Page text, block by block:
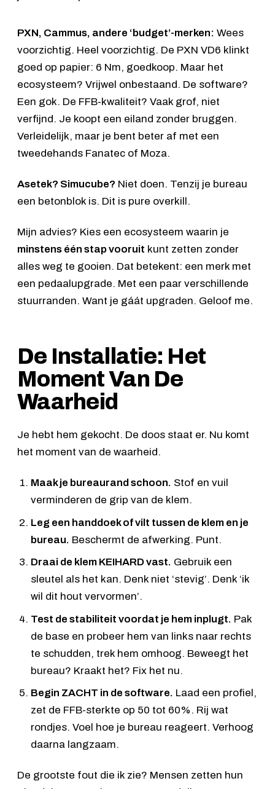
PXN, Cammus, andere ‘budget’-merken: Wees
voorzichtig. Heel voorzichtig. De PXN VD6 klinkt
goed op papier: 6 Nm, goedkoop. Maar het
ecosysteem? Vrijwel onbestaand. De software?
Een gok. De FFB-kwaliteit? Vaak grof, niet
verfijnd. Je koopt een eiland zonder bruggen.
Verleidelijk, maar je bent beter af met een
tweedehands Fanatec of Moza.
Asetek? Simucube? Niet doen. Tenzij je bureau
een betonblok is. Dit is pure overkill.
Mijn advies? Kies een ecosysteem waarin je
minstens één stap vooruit kunt zetten zonder
alles weg te gooien. Dat betekent: een merk met
een pedaalupgrade. Met een paar verschillende
stuurranden. Want je gáát upgraden. Geloof me.
De Installatie: Het
Moment Van De
Waarheid
Je hebt hem gekocht. De doos staat er. Nu komt
het moment van de waarheid.
Maak je bureaurand schoon. Stof en vuil
verminderen de grip van de klem.
Leg een handdoek of vilt tussen de klem en je
bureau. Beschermt de afwerking. Punt.
Draai de klem KEIHARD vast. Gebruik een
sleutel als het kan. Denk niet ‘stevig’. Denk ‘ik
wil dit hout vervormen’.
Test de stabiliteit voordat je hem inplugt. Pak
de base en probeer hem van links naar rechts
te schudden, trek hem omhoog. Beweegt het
bureau? Kraakt het? Fix het nu.
Begin ZACHT in de software. Laad een profiel,
zet de FFB-sterkte op 50 tot 60%. Rij wat
rondjes. Voel hoe je bureau reageert. Verhoog
daarna langzaam.
De grootste fout die ik zie? Mensen zetten hun